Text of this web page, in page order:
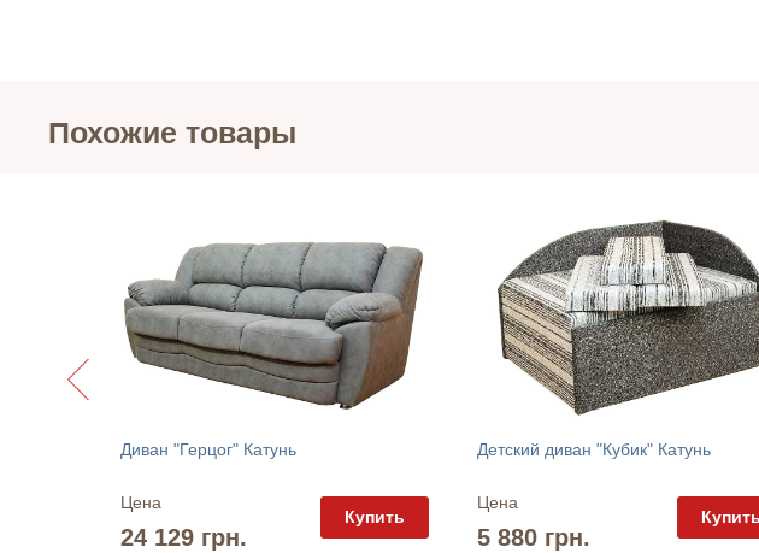
Похожие товары
Диван "Герцог" Катунь
Цена
24 129 грн.
Купить
Детский диван "Кубик" Катунь
Цена
5 880 грн.
Купить